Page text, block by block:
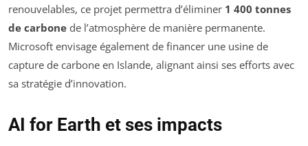
renouvelables, ce projet permettra d’éliminer 1 400 tonnes
de carbone de l’atmosphère de manière permanente.
Microsoft envisage également de financer une usine de
capture de carbone en Islande, alignant ainsi ses efforts avec
sa stratégie d’innovation.
AI for Earth et ses impacts